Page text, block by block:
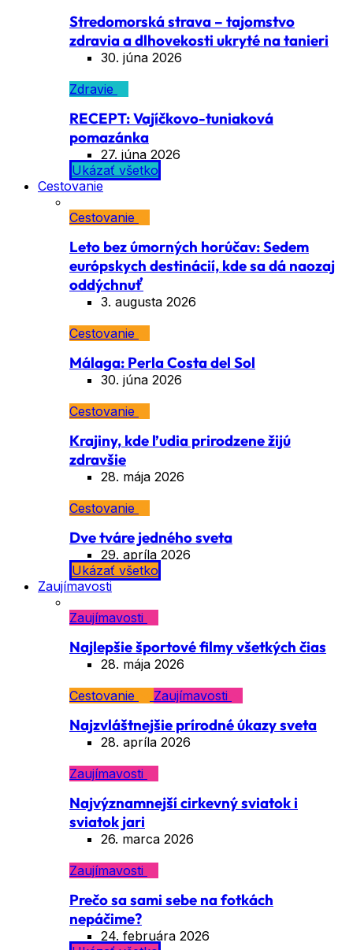
Stredomorská strava – tajomstvo
zdravia a dlhovekosti ukryté na tanieri
30. júna 2026
Zdravie
RECEPT: Vajíčkovo-tuniaková
pomazánka
27. júna 2026
Ukázať všetko
Cestovanie
Cestovanie
Leto bez úmorných horúčav: Sedem
európskych destinácií, kde sa dá naozaj
oddýchnuť
3. augusta 2026
Cestovanie
Málaga: Perla Costa del Sol
30. júna 2026
Cestovanie
Krajiny, kde ľudia prirodzene žijú
zdravšie
28. mája 2026
Cestovanie
Dve tváre jedného sveta
29. apríla 2026
Ukázať všetko
Zaujímavosti
Zaujímavosti
Najlepšie športové filmy všetkých čias
28. mája 2026
Cestovanie
Zaujímavosti
Najzvláštnejšie prírodné úkazy sveta
28. apríla 2026
Zaujímavosti
Najvýznamnejší cirkevný sviatok i
sviatok jari
26. marca 2026
Zaujímavosti
Prečo sa sami sebe na fotkách
nepáčime?
24. februára 2026